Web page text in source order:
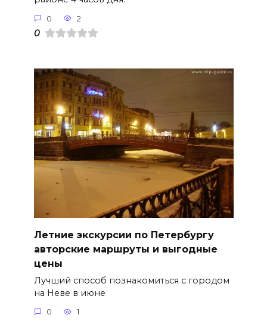
0 2
0
Летние экскурсии по Петербургу
авторские маршруты и выгодные
цены
Лучший способ познакомиться с городом
на Неве в июне
0 1